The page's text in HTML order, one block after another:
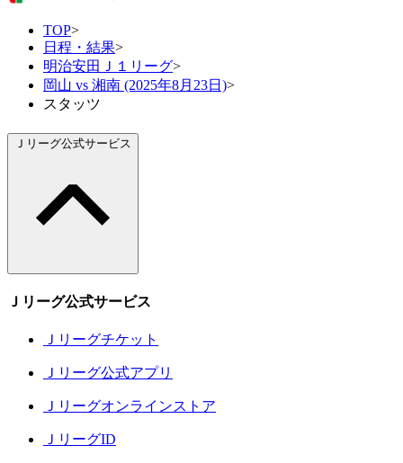
TOP>
日程・結果>
明治安田Ｊ１リーグ>
岡山 vs 湘南 (2025年8月23日)>
スタッツ
Ｊリーグ公式サービス
Ｊリーグ公式サービス
Ｊリーグチケット
Ｊリーグ公式アプリ
Ｊリーグオンラインストア
ＪリーグID